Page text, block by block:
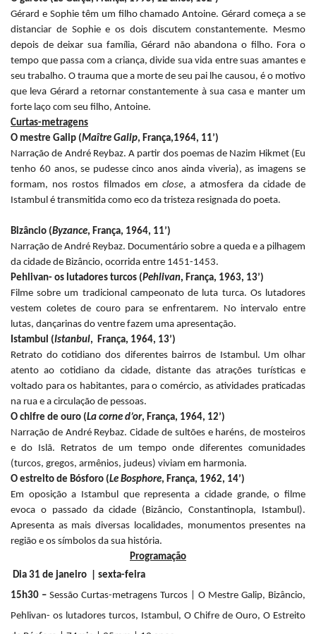
Gérard e Sophie têm um filho chamado Antoine. Gérard começa a se
distanciar de Sophie e os dois discutem constantemente. Mesmo
depois de deixar sua família, Gérard não abandona o filho. Fora o
tempo que passa com a criança, divide sua vida entre suas amantes e
seu trabalho. O trauma que a morte de seu pai lhe causou, é o motivo
que leva Gérard a retornar constantemente à sua casa e manter um
forte laço com seu filho, Antoine.
Curtas-metragens
O mestre Galip (Maître Galip, França,1964, 11’)
Narração de André Reybaz. A partir dos poemas de Nazim Hikmet (Eu
tenho 60 anos, se pudesse cinco anos ainda viveria), as imagens se
formam, nos rostos filmados em close, a atmosfera da cidade de
Istambul é transmitida como eco da tristeza resignada do poeta.
Bizâncio (Byzance, França, 1964, 11’)
Narração de André Reybaz. Documentário sobre a queda e a pilhagem
da cidade de Bizâncio, ocorrida entre 1451-1453.
Pehlivan- os lutadores turcos (Pehlivan, França, 1963, 13’)
Filme sobre um tradicional campeonato de luta turca. Os lutadores
vestem coletes de couro para se enfrentarem. No intervalo entre
lutas, dançarinas do ventre fazem uma apresentação.
Istambul (Istanbul, França, 1964, 13’)
Retrato do cotidiano dos diferentes bairros de Istambul. Um olhar
atento ao cotidiano da cidade, distante das atrações turísticas e
voltado para os habitantes, para o comércio, as atividades praticadas
na rua e a circulação de pessoas.
O chifre de ouro (La corne d’or, França, 1964, 12’)
Narração de André Reybaz. Cidade de sultões e haréns, de mosteiros
e do Islã. Retratos de um tempo onde diferentes comunidades
(turcos, gregos, armênios, judeus) viviam em harmonia.
O estreito de Bósforo (Le Bosphore, França, 1962, 14’)
Em oposição a Istambul que representa a cidade grande, o filme
evoca o passado da cidade (Bizâncio, Constantinopla, Istambul).
Apresenta as mais diversas localidades, monumentos presentes na
região e os símbolos da sua história.
Programação
Dia 31 de janeiro | sexta-feira
15h30 – Sessão Curtas-metragens Turcos | O Mestre Galip, Bizâncio,
Pehlivan- os lutadores turcos, Istambul, O Chifre de Ouro, O Estreito